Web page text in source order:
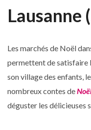
Lausanne
Les marchés de Noël
permettent de satisfaire
son village des enfants,
nombreux contes de
déguster les délicieuses